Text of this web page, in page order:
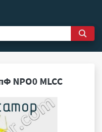
NPO0 MLCC